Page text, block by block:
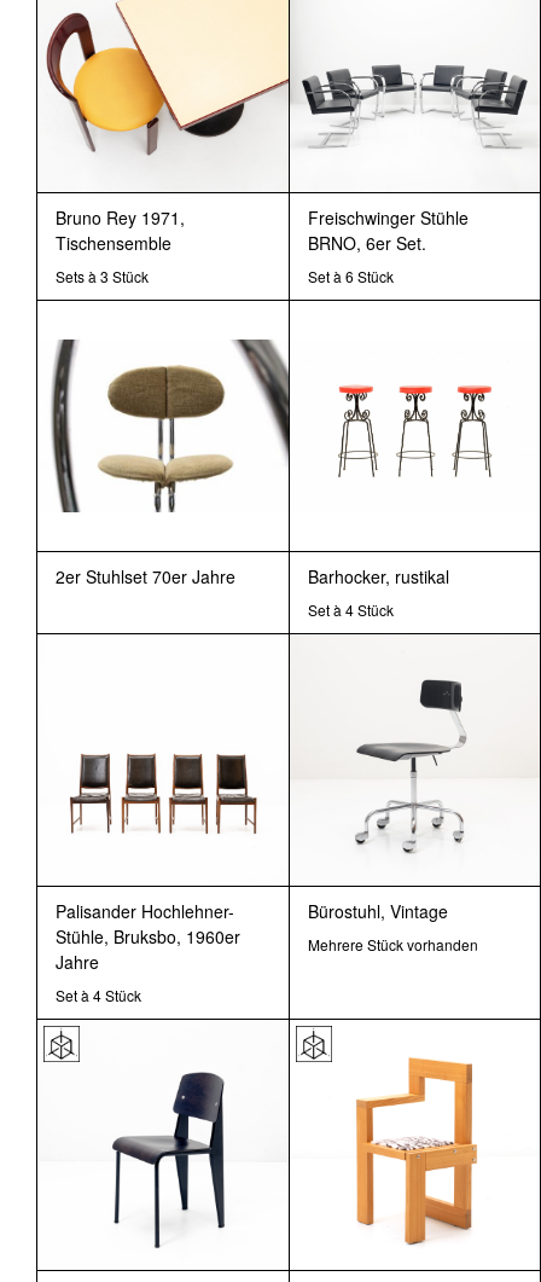
Bruno Rey 1971,
Tischensemble
Sets à 3 Stück
Freischwinger Stühle
BRNO, 6er Set.
Set à 6 Stück
2er Stuhlset 70er Jahre Barhocker, rustikal
Set à 4 Stück
Palisander Hochlehner-
Stühle, Bruksbo, 1960er
Jahre
Set à 4 Stück
Bürostuhl, Vintage
Mehrere Stück vorhanden